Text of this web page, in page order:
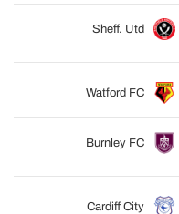
Sheff. Utd
Watford FC
Burnley FC
Cardiff City